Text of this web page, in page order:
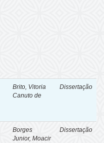
Brito, Vitoria
Canuto de
Dissertação
Borges
Junior, Moacir
Dissertação